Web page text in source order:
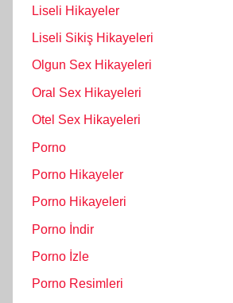
Liseli Hikayeler
Liseli Sikiş Hikayeleri
Olgun Sex Hikayeleri
Oral Sex Hikayeleri
Otel Sex Hikayeleri
Porno
Porno Hikayeler
Porno Hikayeleri
Porno İndir
Porno İzle
Porno Resimleri